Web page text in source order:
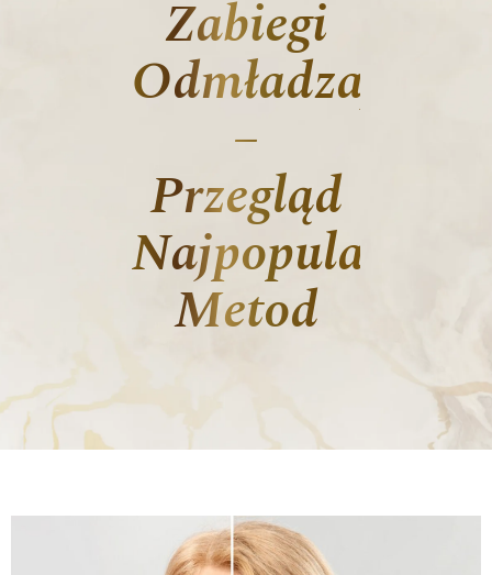
Zabiegi
Odmładzające
–
Przegląd
Metod